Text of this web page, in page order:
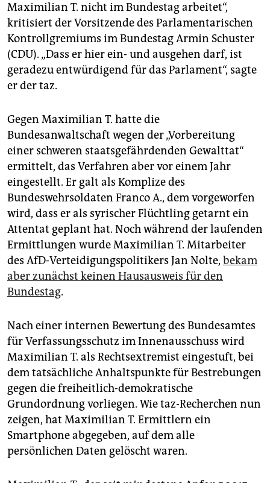
Maximilian T. nicht im Bundestag arbeitet“,
kritisiert der Vorsitzende des Parlamentarischen
Kontrollgremiums im Bundestag Armin Schuster
(CDU). „Dass er hier ein- und ausgehen darf, ist
geradezu entwürdigend für das Parlament“, sagte
er der taz.
Gegen Maximilian T. hatte die
Bundesanwaltschaft wegen der „Vorbereitung
einer schweren staatsgefährdenden Gewalttat“
ermittelt, das Verfahren aber vor einem Jahr
eingestellt. Er galt als Komplize des
Bundeswehrsoldaten Franco A., dem vorgeworfen
wird, dass er als syrischer Flüchtling getarnt ein
Attentat geplant hat. Noch während der laufenden
Ermittlungen wurde Maximilian T. Mitarbeiter
des AfD-Verteidigungspolitikers Jan Nolte, bekam
aber zunächst keinen Hausausweis für den
Bundestag.
Nach einer internen Bewertung des Bundesamtes
für Verfassungsschutz im Innenausschuss wird
Maximilian T. als Rechtsextremist eingestuft, bei
dem tatsächliche Anhaltspunkte für Bestrebungen
gegen die freiheitlich-demokratische
Grundordnung vorliegen. Wie taz-Recherchen nun
zeigen, hat Maximilian T. Ermittlern ein
Smartphone abgegeben, auf dem alle
persönlichen Daten gelöscht waren.